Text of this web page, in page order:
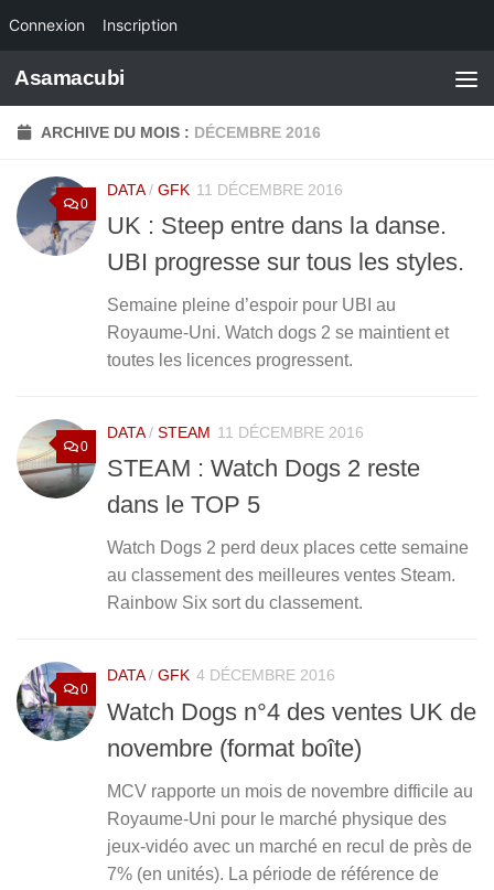
Connexion Inscription
Skip to content
Asamacubi
ARCHIVE DU MOIS : DÉCEMBRE 2016
0
DATA/ GFK 11 DÉCEMBRE 2016
UK : Steep entre dans la danse.
UBI progresse sur tous les styles.
Semaine pleine d’espoir pour UBI au
Royaume-Uni. Watch dogs 2 se maintient et
toutes les licences progressent.
0
DATA/ STEAM 11 DÉCEMBRE 2016
STEAM : Watch Dogs 2 reste
dans le TOP 5
Watch Dogs 2 perd deux places cette semaine
au classement des meilleures ventes Steam.
Rainbow Six sort du classement.
0
DATA/ GFK 4 DÉCEMBRE 2016
Watch Dogs n°4 des ventes UK de
novembre (format boîte)
MCV rapporte un mois de novembre difficile au
Royaume-Uni pour le marché physique des
jeux-vidéo avec un marché en recul de près de
7% (en unités). La période de référence de